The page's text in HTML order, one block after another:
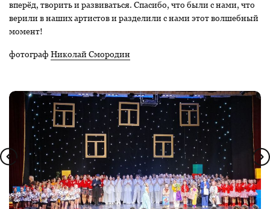
вперёд, творить и развиваться. Спасибо, что были с нами, что
верили в наших артистов и разделили с нами этот волшебный
момент!
фотограф Николай Смородин